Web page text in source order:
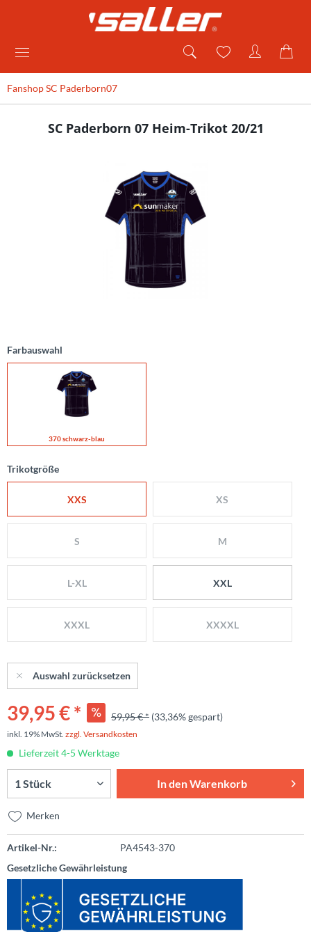
Fanshop SC Paderborn07
SC Paderborn 07 Heim-Trikot 20/21
Farbauswahl
370 schwarz-blau
Trikotgröße
XXS XS
S M
L-XL XXL
XXXL XXXXL
Auswahl zurücksetzen
39,95 € * 59,95 € * (33,36% gespart)
inkl. 19% MwSt. zzgl. Versandkosten
Lieferzeit 4-5 Werktage
In denWarenkorb
Merken
Artikel-Nr.:
PA4543-370
Gesetzliche Gewährleistung